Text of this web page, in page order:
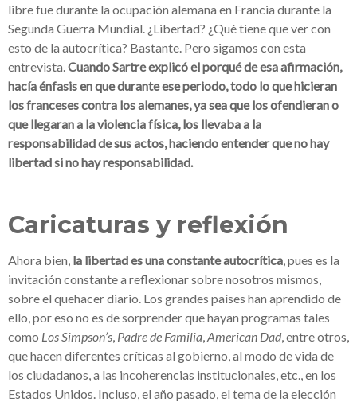
libre fue durante la ocupación alemana en Francia durante la
Segunda Guerra Mundial. ¿Libertad? ¿Qué tiene que ver con
esto de la autocrítica? Bastante. Pero sigamos con esta
entrevista. Cuando Sartre explicó el porqué de esa afirmación,
hacía énfasis en que durante ese periodo, todo lo que hicieran
los franceses contra los alemanes, ya sea que los ofendieran o
que llegaran a la violencia física, los llevaba a la
responsabilidad de sus actos, haciendo entender que no hay
libertad si no hay responsabilidad.
Caricaturas y reflexión
Ahora bien, la libertad es una constante autocrítica , pues es la
invitación constante a reflexionar sobre nosotros mismos,
sobre el quehacer diario. Los grandes países han aprendido de
ello, por eso no es de sorprender que hayan programas tales
como Los Simpson’s Padre de Familia American Dad, entre otros,
que hacen diferentes críticas al gobierno, al modo de vida de
los ciudadanos, a las incoherencias institucionales, etc., en los
Estados Unidos. Incluso, el año pasado, el tema de la elección